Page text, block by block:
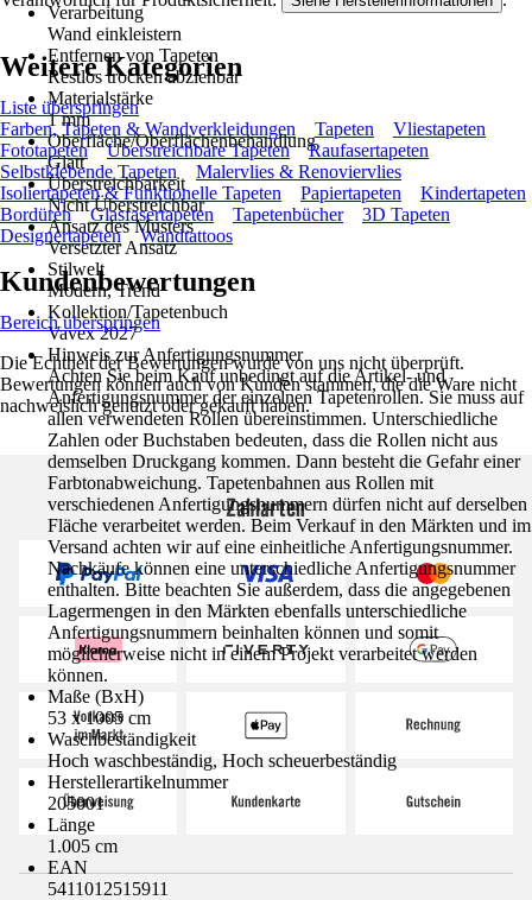
Verarbeitung
Wand einkleistern
Entfernen von Tapeten
Restlos trocken abziehbar
Materialstärke
1 mm
Oberfläche/Oberflächenbehandlung
Glatt
Überstreichbarkeit
Nicht Überstreichbar
Ansatz des Musters
Versetzter Ansatz
Stilwelt
Modern, Trend
Kollektion/Tapetenbuch
Vavex 2027
Hinweis zur Anfertigungsnummer
Achten Sie beim Kauf unbedingt auf die Artikel- und
Anfertigungsnummer der einzelnen Tapetenrollen. Sie muss auf
allen verwendeten Rollen übereinstimmen. Unterschiedliche
Zahlen oder Buchstaben bedeuten, dass die Rollen nicht aus
demselben Druckgang kommen. Dann besteht die Gefahr einer
Farbtonabweichung. Tapetenbahnen aus Rollen mit
verschiedenen Anfertigungsnummern dürfen nicht auf derselben
Fläche verarbeitet werden. Beim Verkauf in den Märkten und im
Versand achten wir auf eine einheitliche Anfertigungsnummer.
Nachkäufe können eine unterschiedliche Anfertigungsnummer
enthalten. Bitte beachten Sie außerdem, dass die angegebenen
Lagermengen in den Märkten ebenfalls unterschiedliche
Anfertigungsnummern beinhalten können und somit
möglicherweise nicht in einem Projekt verarbeitet werden
können.
Maße (BxH)
53 x 1005 cm
Waschbeständigkeit
Hoch waschbeständig, Hoch scheuerbeständig
Herstellerartikelnummer
205001
Länge
1.005 cm
EAN
5411012515911
Weitere Kategorien
Liste überspringen
Farben, Tapeten & Wandverkleidungen
Tapeten
Vliestapeten
Fototapeten
Überstreichbare Tapeten
Raufasertapeten
Selbstklebende Tapeten
Malervlies & Renoviervlies
Isoliertapeten & Funktionelle Tapeten
Papiertapeten
Kindertapeten
Bordüren
Glasfasertapeten Tapetenbücher
3D Tapeten
Designertapeten
Wandtattoos
Kundenbewertungen
Bereich überspringen
Die Echtheit der Bewertungen wurde von uns nicht überprüft.
Bewertungen können auch von Kunden stammen, die die Ware nicht
nachweislich genutzt oder gekauft haben.
Zahlarten